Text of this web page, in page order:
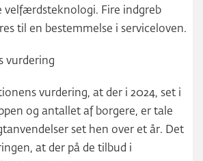
velfærdsteknologi. Fire indgreb
til en bestemmelse i serviceloven.
vurdering
vurdering, at der i 2024, set i
og antallet af borgere, er tale
set hen over et år. Det
at der på de tilbud i